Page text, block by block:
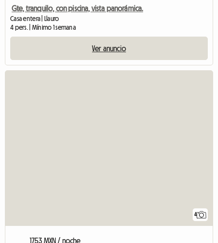
Gte, tranquilo, con piscina, vista panorámica.
Casa entera | Llauro
4 pers. | Mínimo 1 semana
Ver anuncio
4
1753 MXN / noche